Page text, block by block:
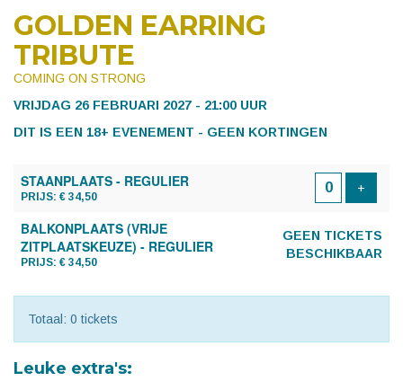
GOLDEN EARRING
TRIBUTE
COMING ON STRONG
VRIJDAG 26 FEBRUARI 2027 - 21:00 UUR
DIT IS EEN 18+ EVENEMENT - GEEN KORTINGEN
STAANPLAATS - REGULIER
PRIJS: € 34,50
+
BALKONPLAATS (VRIJE
ZITPLAATSKEUZE) - REGULIER
PRIJS: € 34,50
GEEN TICKETS
BESCHIKBAAR
Totaal: 0 tickets
Leuke extra's: